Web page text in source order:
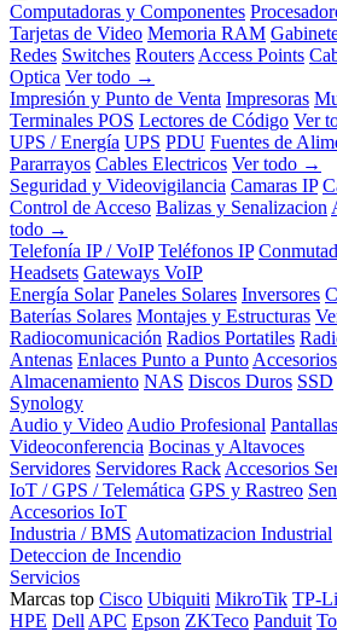
Computadoras y Componentes
Tarjetas de Video Memoria RAM
Redes Switches Routers Access Points
Optica Ver todo →
Impresión y Punto de Venta Impresoras
Terminales POS Lectores de Código Ver
UPS / Energía UPS PDU Fuentes de
Pararrayos Cables Electricos Ver todo →
Seguridad y Videovigilancia Camaras IP
Control de Acceso Balizas y Senalizacion
todo →
Telefonía IP / VoIP Teléfonos IP
Headsets Gateways VoIP
Energía Solar Paneles Solares Inversores
Baterías Solares Montajes y Estructuras
Radiocomunicación Radios Portatiles
Antenas Enlaces Punto a Punto
Almacenamiento NAS Discos Duros SSD
Synology
Audio y Video Audio Profesional
Videoconferencia Bocinas y Altavoces
Servidores Servidores Rack Accesorios
IoT / GPS / Telemática GPS y Rastreo
Accesorios IoT
Industria / BMS Automatizacion Industrial
Deteccion de Incendio
Servicios
Marcas top Cisco Ubiquiti MikroTik TP-
HPE Dell APC Epson ZKTeco Panduit